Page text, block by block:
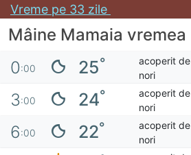
Vreme pe 33 zile
Mâine Mamaia vremea
0:00 25°
acoperit de
nori
3:00 24°
acoperit de
nori
6:00 22°
acoperit de
nori